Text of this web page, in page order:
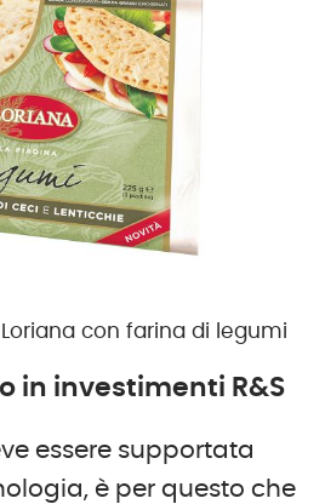
Loriana con farina di legumi
in investimenti R&S
essere supportata
è per questo che